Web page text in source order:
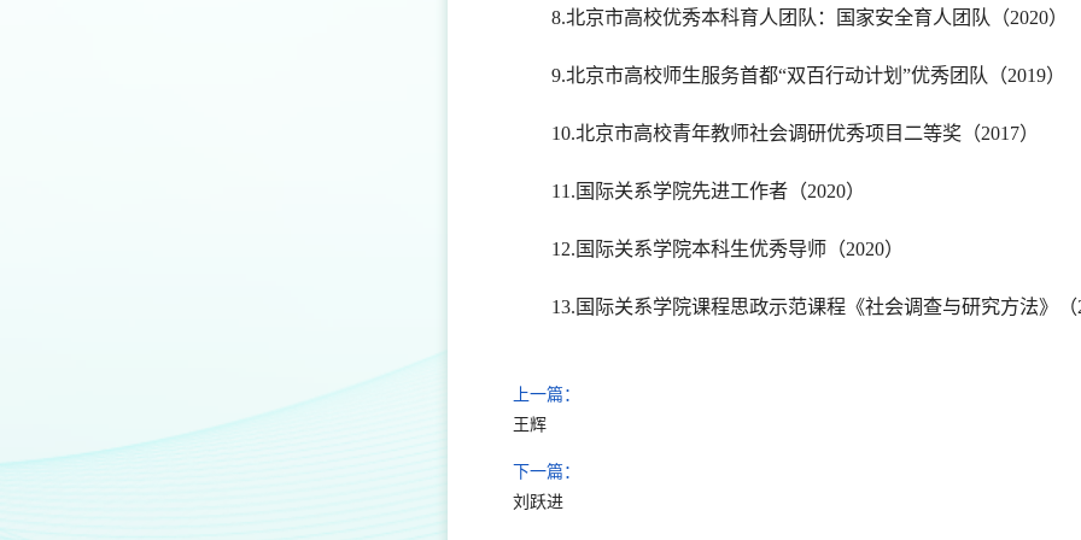
8.北京市高校优秀本科育人团队：国家安全育人团队（2020）
9.北京市高校师生服务首都“双百行动计划”优秀团队（2019）
10.北京市高校青年教师社会调研优秀项目二等奖（2017）
11.国际关系学院先进工作者（2020）
12.国际关系学院本科生优秀导师（2020）
13.国际关系学院课程思政示范课程《社会调查与研究方法》（
上一篇：
王辉
下一篇：
刘跃进